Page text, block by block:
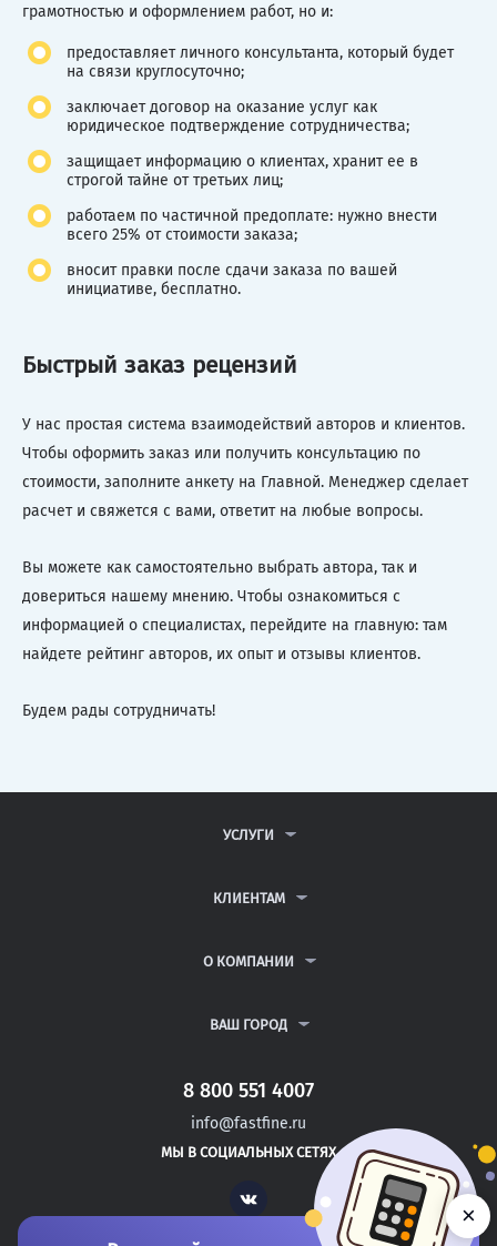
грамотностью и оформлением работ, но и:
предоставляет личного консультанта, который будет
на связи круглосуточно;
заключает договор на оказание услуг как
юридическое подтверждение сотрудничества;
защищает информацию о клиентах, хранит ее в
строгой тайне от третьих лиц;
работаем по частичной предоплате: нужно внести
всего 25% от стоимости заказа;
вносит правки после сдачи заказа по вашей
инициативе, бесплатно.
Быстрый заказ рецензий
У нас простая система взаимодействий авторов и клиентов.
Чтобы оформить заказ или получить консультацию по
стоимости, заполните анкету на Главной. Менеджер сделает
расчет и свяжется с вами, ответит на любые вопросы.
Вы можете как самостоятельно выбрать автора, так и
довериться нашему мнению. Чтобы ознакомиться с
информацией о специалистах, перейдите на главную: там
найдете рейтинг авторов, их опыт и отзывы клиентов.
Будем рады сотрудничать!
УСЛУГИ
ДИПЛОМНЫЕ РАБОТЫ
РЕФЕРАТЫ
КЛИЕНТАМ
ВОПРОСЫ И ОТВЕТЫ
ПОЛИТИКА КОНФИДЕНЦИАЛЬНОСТИ
О КОМПАНИИ
КОНТАКТЫ
ВАШ ГОРОД
САНКТ-ПЕТЕРБУРГ
РИГА
ТАЛЛИН
8 800 551 4007
info@fastfine.ru
МЫ В СОЦИАЛЬНЫХ СЕТЯХ
Vk ×